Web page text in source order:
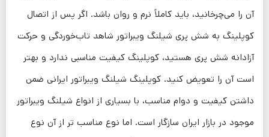
آن را می‌چرخانید، باید کاملاً نرم و روان باشد. اگر پس از اتصال
کوپلینگ به شش پری شیلنگ ویبراتور شاهد تاب‌خوردگی و حرکت
آزادانه شش پری هستید، کوپلینگ کیفیت مناسبی ندارد و بهتر
است آن را تعویض کنید. کوپلینگ شیلنگ ویبراتور ایرانی ضمن
داشتن کیفیت و دوام مناسب، با بسیاری از انواع شیلنگ ویبراتور
موجود در بازار ایران سازگار است. اما نوع مناسب تر از آن نوع